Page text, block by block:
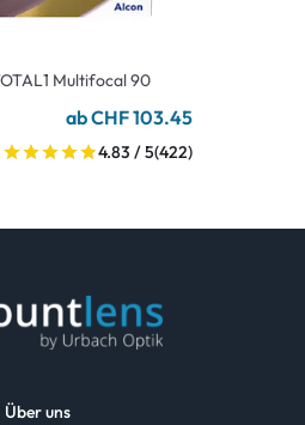
Multifocal 90
ab CHF 103.45
4.83 / 5(422)
Über uns